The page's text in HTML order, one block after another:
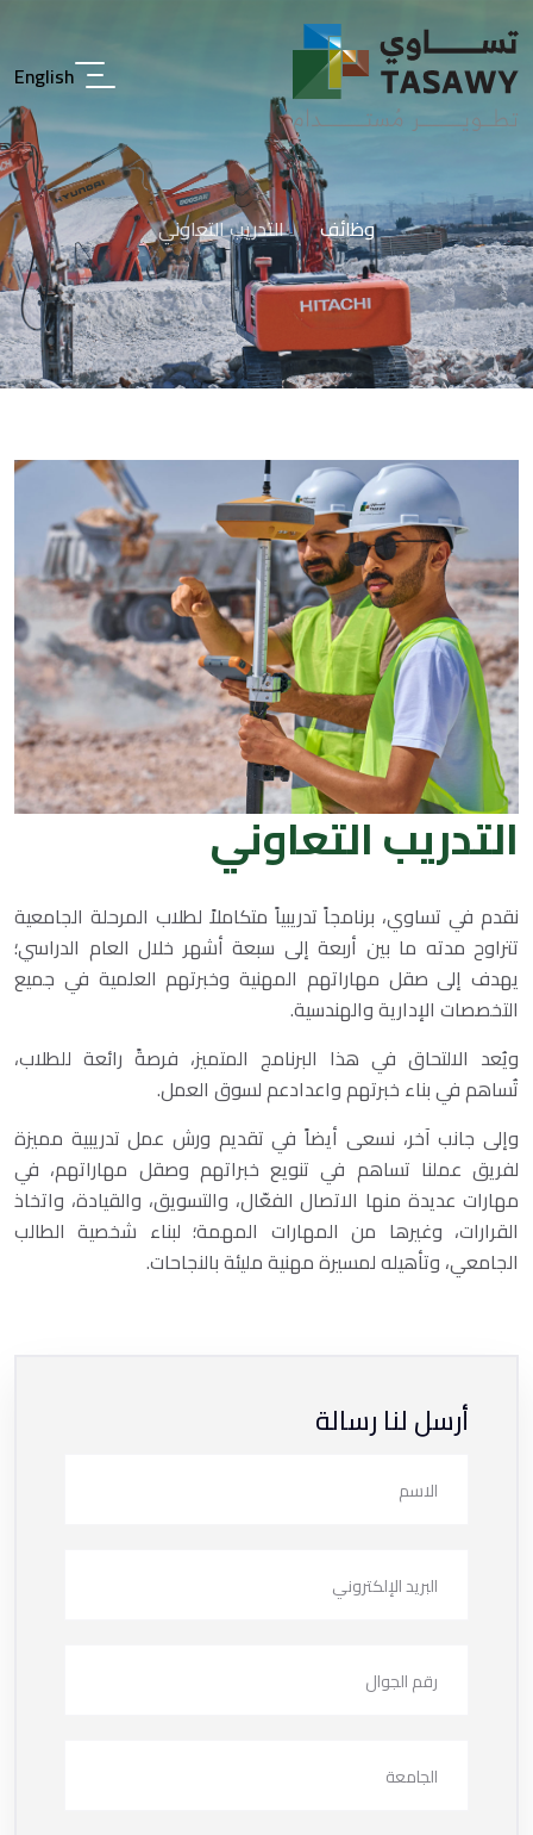
English
وظائف التدريب التعاوني
التدريب التعاوني
نقدم في تساوي، برنامجاً تدريبياً متكاملاً لطلاب المرحلة الجامعية
تتراوح مدته ما بين أربعة إلى سبعة أشهر خلال العام الدراسي؛
يهدف إلى صقل مهاراتهم المهنية وخبرتهم العلمية في جميع
التخصصات الإدارية والهندسية.
ويُعد الالتحاق في هذا البرنامج المتميز، فرصةً رائعة للطلاب،
تُساهم في بناء خبرتهم واعدادعم لسوق العمل.
وإلى جانب آخر، نسعى أيضاً في تقديم ورش عمل تدريبية مميزة
لفريق عملنا تساهم في تنويع خبراتهم وصقل مهاراتهم، في
مهارات عديدة منها الاتصال الفعّال، والتسويق، والقيادة، واتخاذ
القرارات، وغيرها من المهارات المهمة؛ لبناء شخصية الطالب
الجامعي، وتأهيله لمسيرة مهنية مليئة بالنجاحات.
أرسل لنا رسالة